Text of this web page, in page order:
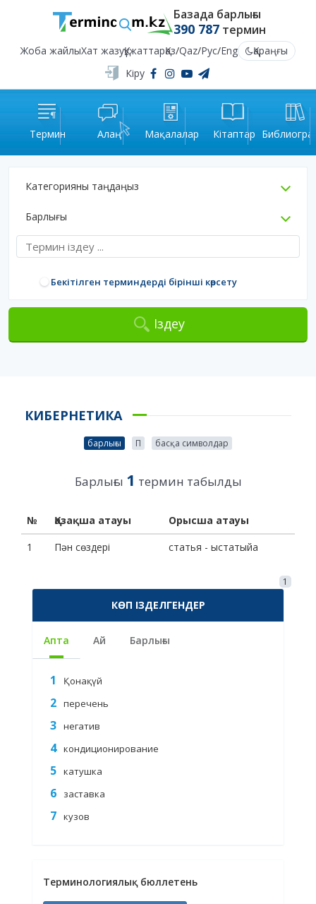
Базада барлығы
390 787термин
Жоба жайлыХат жазуҚұжаттарҚаз/Qaz/Рус/Eng
Қараңғы
Кіру
Термин Алаң Мақалалар Кітаптар
Категорияны таңдаңыз
Барлығы
Бекітілген терминдерді бірінші көрсету
Іздеу
КИБЕРНЕТИКА
барлығы П басқа символдар
Барлығы 1 термин табылды
№ Қазақша атауы
Орысша атауы
1
Пән сөздері статья - ыстатыйа
1
КӨП ІЗДЕЛГЕНДЕР
Апта Ай Барлығы
Қонақүй
перечень
негатив
кондиционирование
катушка
заставка
кузов
Терминологиялық бюллетень